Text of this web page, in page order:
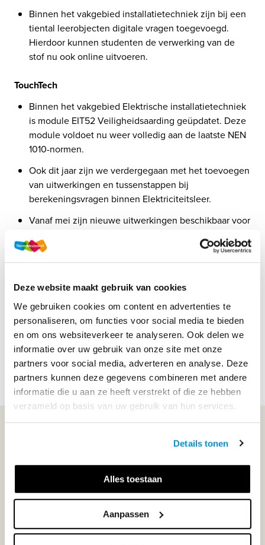
Deze website maakt gebruik van cookies
We gebruiken cookies om content en advertenties te
personaliseren, om functies voor social media te bieden
en om ons websiteverkeer te analyseren. Ook delen we
informatie over uw gebruik van onze site met onze
partners voor social media, adverteren en analyse. Deze
partners kunnen deze gegevens combineren met andere
informatie die u aan ze heeft verstrekt of die ze hebben
verzameld op basis van uw gebruik van hun services.
Details tonen
Alles toestaan
Aanpassen
Binnen het vakgebied installatietechniek zijn bij een
tiental leerobjecten digitale vragen toegevoegd.
Hierdoor kunnen studenten de verwerking van de
stof nu ook online uitvoeren.
TouchTech
Binnen het vakgebied Elektrische installatietechniek
is module EIT52 Veiligheidsaarding geüpdatet. Deze
module voldoet nu weer volledig aan de laatste NEN
1010-normen.
Ook dit jaar zijn we verdergegaan met het toevoegen
van uitwerkingen en tussenstappen bij
berekeningsvragen binnen Elektriciteitsleer.
Vanaf mei zijn nieuwe uitwerkingen beschikbaar voor
55.
Naar de methodepagina van TouchTech
Naar de methodepagina van Kenteq
WIJ STAAN VOOR JE KLAAR!
033-4483000
Maandag t/m vrijdag | 08.00 - 17.00 uur